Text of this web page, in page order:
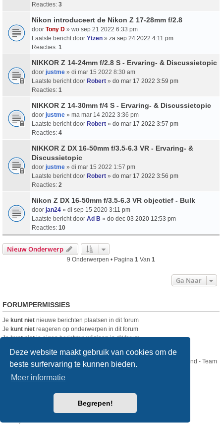
Deze website maakt gebruik van cookies om de
beste surfervaring te kunnen bieden.
Meer informatie
Begrepen!
Reacties: 3
Nikon introduceert de Nikon Z 17-28mm f/2.8
door Tony D » wo sep 21 2022 6:33 pm
Laatste bericht door Ytzen » za sep 24 2022 4:11 pm
Reacties: 1
NIKKOR Z 14-24mm f/2.8 S - Ervaring- & Discussietopic
door justme » di mar 15 2022 8:30 am
Laatste bericht door Robert » do mar 17 2022 3:59 pm
Reacties: 1
NIKKOR Z 14-30mm f/4 S - Ervaring- & Discussietopic
door justme » ma mar 14 2022 3:36 pm
Laatste bericht door Robert » do mar 17 2022 3:57 pm
Reacties: 4
NIKKOR Z DX 16-50mm f/3.5-6.3 VR - Ervaring- &
Discussietopic
door justme » di mar 15 2022 1:57 pm
Laatste bericht door Robert » do mar 17 2022 3:56 pm
Reacties: 2
Nikon Z DX 16-50mm f/3.5-6.3 VR objectief - Bulk
door jan24 » di sep 15 2020 3:11 pm
Laatste bericht door Ad B » do dec 03 2020 12:53 pm
Reacties: 10
Nieuw Onderwerp
9 Onderwerpen • Pagina 1 Van 1
Ga Naar
FORUMPERMISSIES
Je kunt niet nieuwe berichten plaatsen in dit forum
Je kunt niet reageren op onderwerpen in dit forum
Jekunt nietje eigen berichten wijzigen in dit forum
Nikon Club Nederland - Team
Forum
Copyright © Nikon Club Nederland 2023
® Forum Software © phpBB Limited
created by INVENTEA & v12mike